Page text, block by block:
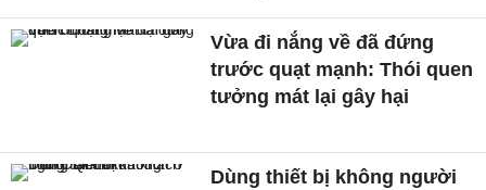
Vừa đi nắng về đã đứng
trước quạt mạnh: Thói quen
tưởng mát lại gây hại
Dùng thiết bị không người